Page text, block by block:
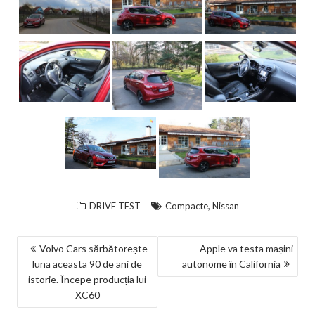
DRIVE TEST Compacte, Nissan
NAVIGARE
ÎN
ARTICOLE
Volvo Cars sărbătorește
luna aceasta 90 de ani de
istorie. Începe producția lui
XC60
Apple va testa mașini
autonome în California